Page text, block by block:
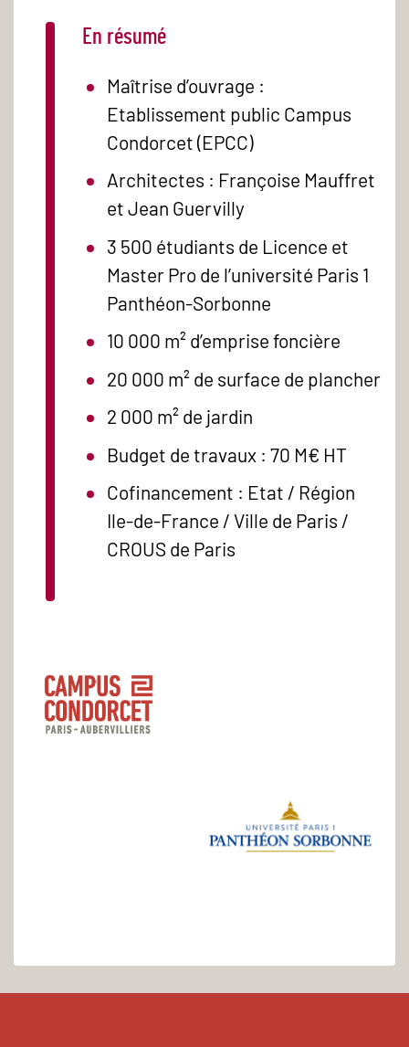
En résumé
Maîtrise d’ouvrage :
Etablissement public Campus
Condorcet (EPCC)
Architectes : Françoise Mauffret
et Jean Guervilly
3 500 étudiants de Licence et
Master Pro de l’université Paris 1
Panthéon-Sorbonne
10 000 m² d’emprise foncière
20 000 m² de surface de plancher
2 000 m² de jardin
Budget de travaux : 70 M€ HT
Cofinancement : Etat / Région
Ile-de-France / Ville de Paris /
CROUS de Paris